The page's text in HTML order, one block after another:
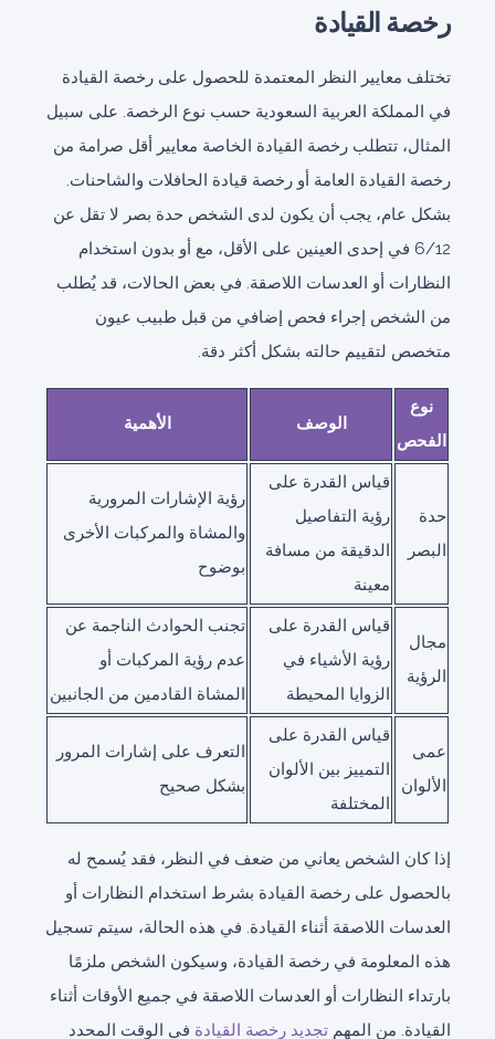
رخصة القيادة
تختلف معايير النظر المعتمدة للحصول على رخصة القيادة
في المملكة العربية السعودية حسب نوع الرخصة. على سبيل
المثال، تتطلب رخصة القيادة الخاصة معايير أقل صرامة من
رخصة القيادة العامة أو رخصة قيادة الحافلات والشاحنات.
بشكل عام، يجب أن يكون لدى الشخص حدة بصر لا تقل عن
6/12 في إحدى العينين على الأقل، مع أو بدون استخدام
النظارات أو العدسات اللاصقة. في بعض الحالات، قد يُطلب
من الشخص إجراء فحص إضافي من قبل طبيب عيون
متخصص لتقييم حالته بشكل أكثر دقة.
نوع
الفحص
الوصف الأهمية
حدة
البصر
قياس القدرة على
رؤية التفاصيل
الدقيقة من مسافة
معينة
رؤية الإشارات المرورية
والمشاة والمركبات الأخرى
بوضوح
مجال
الرؤية
قياس القدرة على
رؤية الأشياء في
الزوايا المحيطة
تجنب الحوادث الناجمة عن
عدم رؤية المركبات أو
المشاة القادمين من الجانبين
عمى
الألوان
قياس القدرة على
التمييز بين الألوان
المختلفة
التعرف على إشارات المرور
بشكل صحيح
إذا كان الشخص يعاني من ضعف في النظر، فقد يُسمح له
بالحصول على رخصة القيادة بشرط استخدام النظارات أو
العدسات اللاصقة أثناء القيادة. في هذه الحالة، سيتم تسجيل
هذه المعلومة في رخصة القيادة، وسيكون الشخص ملزمًا
بارتداء النظارات أو العدسات اللاصقة في جميع الأوقات أثناء
القيادة. من المهم تجديد رخصة القيادة في الوقت المحدد